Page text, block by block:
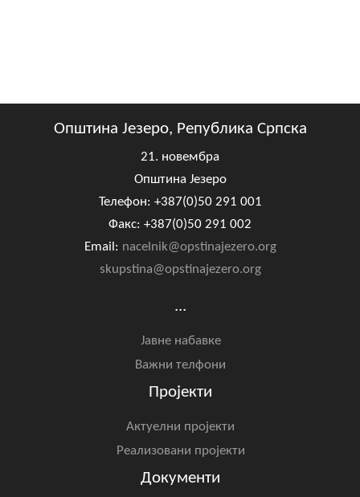
Општина Језеро, Република Српска
21. новембра
Општина Језеро
Телефон: +387(0)50 291 001
Факс: +387(0)50 291 002
Email: nacelnik@opstinajezero.org
skupstina@opstinajezero.org
...
Јавне набавке
Важни телфони
Пројекти
Актуелни пројекти
Реализовани пројекти
Документи